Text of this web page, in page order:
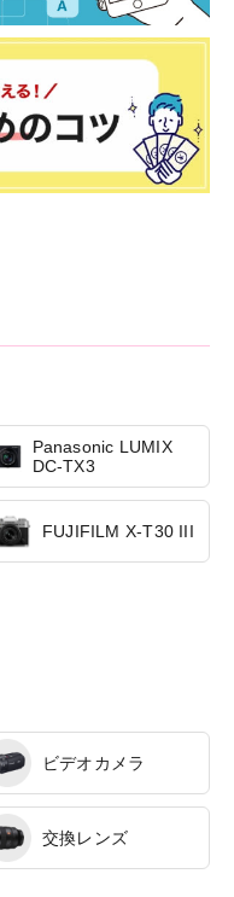
Panasonic LUMIX
DC-TX3
FUJIFILM X-T30 III
ビデオカメラ
交換レンズ